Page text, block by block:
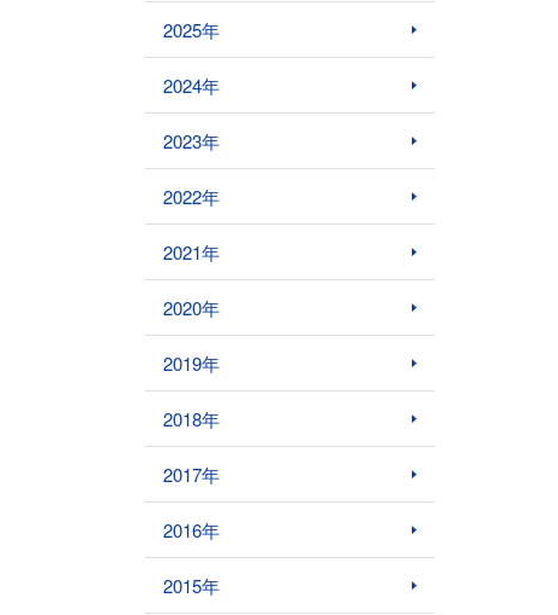
2025年
2024年
2023年
2022年
2021年
2020年
2019年
2018年
2017年
2016年
2015年